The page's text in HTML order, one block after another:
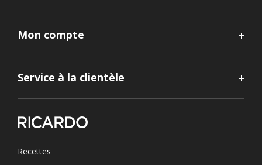
Mon compte
Service à la clientèle
Recettes